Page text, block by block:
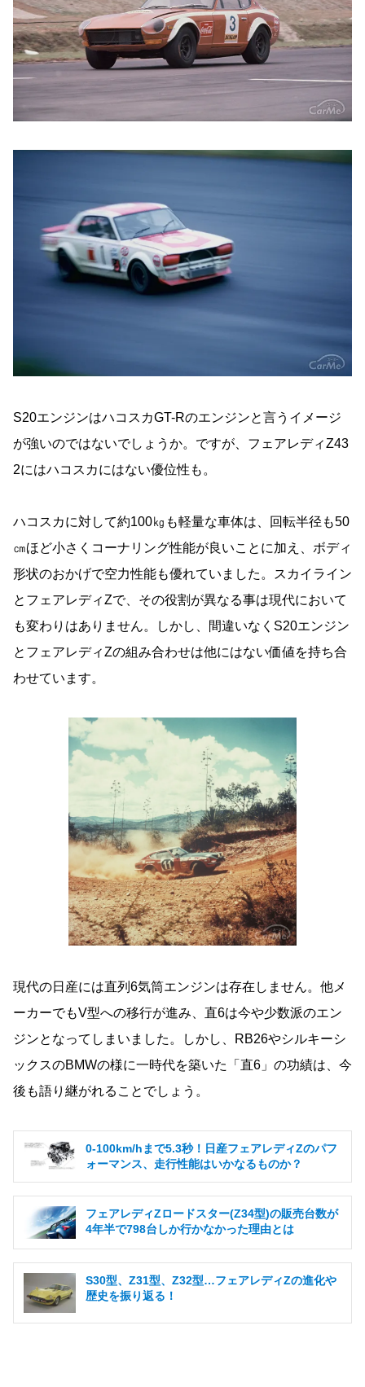
S20エンジンはハコスカGT-Rのエンジンと言うイメージ
が強いのではないでしょうか。ですが、フェアレディZ43
2にはハコスカにはない優位性も。
ハコスカに対して約100㎏も軽量な車体は、回転半径も50
㎝ほど小さくコーナリング性能が良いことに加え、ボディ
形状のおかげで空力性能も優れていました。スカイライン
とフェアレディZで、その役割が異なる事は現代において
も変わりはありません。しかし、間違いなくS20エンジン
とフェアレディZの組み合わせは他にはない価値を持ち合
わせています。
現代の日産には直列6気筒エンジンは存在しません。他メ
ーカーでもV型への移行が進み、直6は今や少数派のエン
ジンとなってしまいました。しかし、RB26やシルキーシ
ックスのBMWの様に一時代を築いた「直6」の功績は、今
後も語り継がれることでしょう。
0-100km/hまで5.3秒！日産フェアレディZのパフ
ォーマンス、走行性能はいかなるものか？
フェアレディZロードスター(Z34型)の販売台数が
4年半で798台しか行かなかった理由とは
S30型、Z31型、Z32型…フェアレディZの進化や
歴史を振り返る！